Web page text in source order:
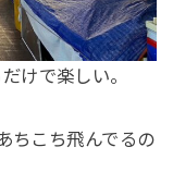
けで楽しい。
ちこち飛んでるの